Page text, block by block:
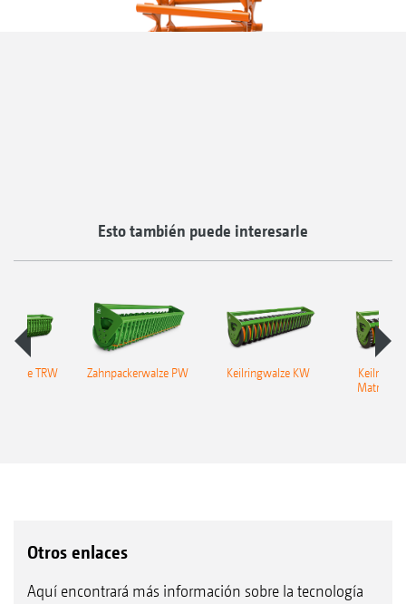
Esto también puede interesarle
TRW Zahnpackerwalze PW Keilringwalze KW
Otros enlaces
Aquí encontrará más información sobre la tecnología